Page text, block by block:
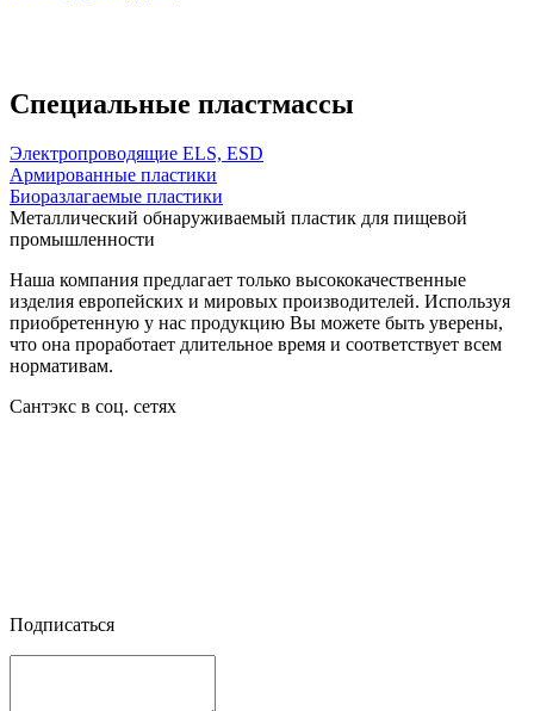
Специальные пластмассы
Электропроводящие ELS, ESD
Армированные пластики
Биоразлагаемые пластики
Металлический обнаруживаемый пластик для пищевой
промышленности
Наша компания предлагает только высококачественные
изделия европейских и мировых производителей. Используя
приобретенную у нас продукцию Вы можете быть уверены,
что она проработает длительное время и соответствует всем
нормативам.
Сантэкс в соц. сетях
Подписаться